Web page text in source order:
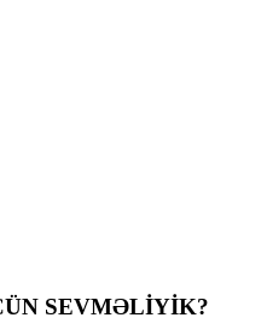
SEVMƏLİYİK?